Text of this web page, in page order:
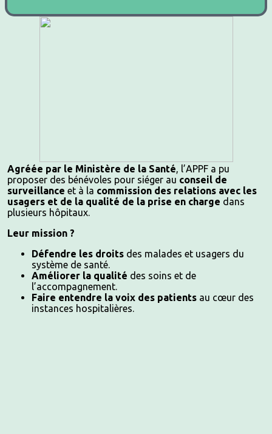
Agréée par le Ministère de la Santé, l’APPF a pu
proposer des bénévoles pour siéger au conseil de
surveillance et à la commission des relations avec les
usagers et de la qualité de la prise en charge dans
plusieurs hôpitaux.
Leur mission ?
Défendre les droits des malades et usagers du
système de santé.
Améliorer la qualité des soins et de
l’accompagnement.
Faire entendre la voix des patients au cœur des
instances hospitalières.